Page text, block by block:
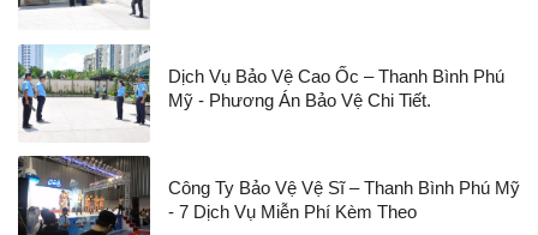
Dịch Vụ Bảo Vệ Cao Ốc – Thanh Bình Phú
Mỹ - Phương Án Bảo Vệ Chi Tiết.
Công Ty Bảo Vệ Vệ Sĩ – Thanh Bình Phú Mỹ
- 7 Dịch Vụ Miễn Phí Kèm Theo